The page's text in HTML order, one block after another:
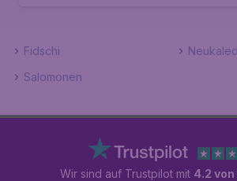
Fidschi
Salomonen
Wir sind auf Trustpilot mit 4.2 von